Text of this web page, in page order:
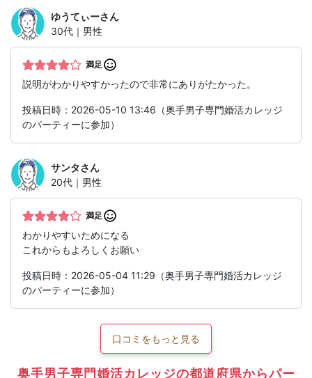
ゆうてぃーさん
30代｜男性
満足
説明がわかりやすかったので非常にありがたかった。
投稿日時：2026-05-10 13:46（奥手男子専門婚活カレッジ
のパーティーに参加）
サンタさん
20代｜男性
満足
わかりやすいためになる
これからもよろしくお願い
投稿日時：2026-05-04 11:29（奥手男子専門婚活カレッジ
のパーティーに参加）
口コミをもっと見る
奥手男子専門婚活カレッジの都道府県からパー